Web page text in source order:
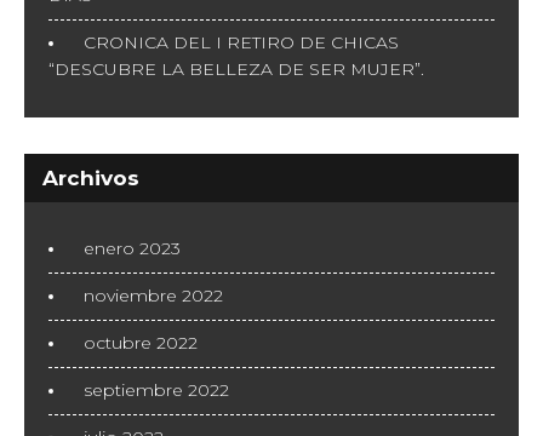
CRONICA DEL I RETIRO DE CHICAS
“DESCUBRE LA BELLEZA DE SER MUJER”.
Archivos
enero 2023
noviembre 2022
octubre 2022
septiembre 2022